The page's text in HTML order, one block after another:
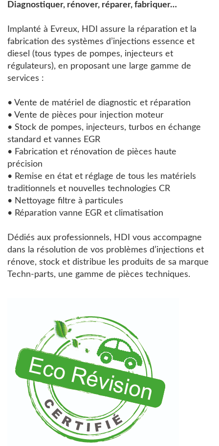
Diagnostiquer, rénover, réparer, fabriquer…
Implanté à Evreux, HDI assure la réparation et la
fabrication des systèmes d’injections essence et
diesel (tous types de pompes, injecteurs et
régulateurs), en proposant une large gamme de
services :
• Vente de matériel de diagnostic et réparation
• Vente de pièces pour injection moteur
• Stock de pompes, injecteurs, turbos en échange
standard et vannes EGR
• Fabrication et rénovation de pièces haute
précision
• Remise en état et réglage de tous les matériels
traditionnels et nouvelles technologies CR
• Nettoyage filtre à particules
• Réparation vanne EGR et climatisation
Dédiés aux professionnels, HDI vous accompagne
dans la résolution de vos problèmes d’injections et
rénove, stock et distribue les produits de sa marque
Techn-parts, une gamme de pièces techniques.